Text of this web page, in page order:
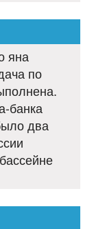
яна
по
банка
два